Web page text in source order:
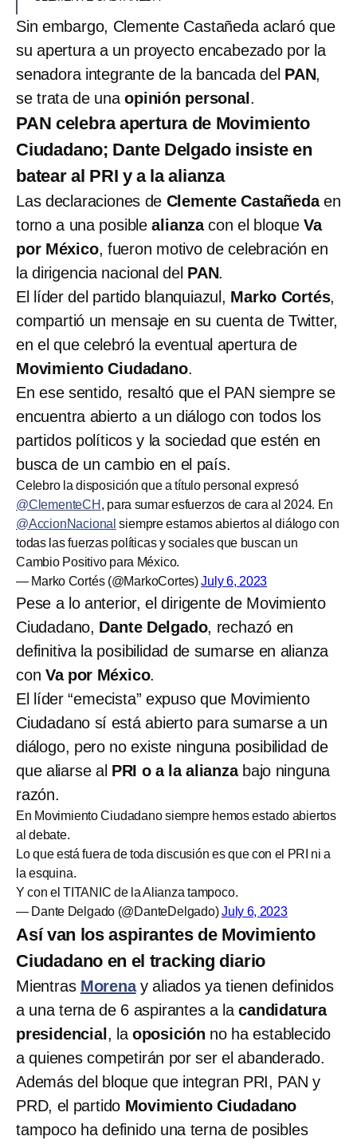
Sin embargo, Clemente Castañeda aclaró que
su apertura a un proyecto encabezado por la
senadora integrante de la bancada del PAN,
se trata de unaopinión personal .
PAN celebra apertura de Movimiento
Ciudadano; Dante Delgado insiste en
batear al PRI y a la alianza
Las declaraciones de Clemente Castañedaen
torno a una posiblealianzacon el bloqueVa
por México, fueron motivo de celebración en
la dirigencia nacional del PAN.
El líder del partido blanquiazul, Marko Cortés,
compartió un mensaje en su cuenta de Twitter,
en el que celebró la eventual apertura de
Movimiento Ciudadano.
En ese sentido, resaltó que el PAN siempre se
encuentra abierto a un diálogo con todos los
partidos políticos y la sociedad que estén en
busca de un cambio en el país.
Celebro la disposición que a título personal expresó
@ClementeCH , para sumar esfuerzos de cara al 2024. En
@AccionNacional siempre estamos abiertos al diálogo con
todas las fuerzas políticas y sociales que buscan un
Cambio Positivo para México.
— Marko Cortés (@MarkoCortes)July 6, 2023
Pese a lo anterior, el dirigente de Movimiento
Ciudadano, Dante Delgado, rechazó en
definitiva la posibilidad de sumarse en alianza
con Va por México.
El líder “emecista” expuso que Movimiento
Ciudadano sí está abierto para sumarse a un
diálogo, pero no existe ninguna posibilidad de
que aliarse al PRI o a la alianzabajo ninguna
razón.
En Movimiento Ciudadano siempre hemos estado abiertos
al debate.
Lo que está fuera de toda discusión es que con el PRI ni a
la esquina.
Y con el TITANIC de la Alianza tampoco.
— Dante Delgado (@DanteDelgado)July 6, 2023
Así van los aspirantes de Movimiento
Ciudadano en el tracking diario
Mientras Morenay aliados ya tienen definidos
a una terna de 6 aspirantes a lacandidatura
presidencial , la oposición no ha establecido
a quienes competirán por ser el abanderado.
Además del bloque que integran PRI, PAN y
PRD, el partido Movimiento Ciudadano
tampoco ha definido una terna de posibles